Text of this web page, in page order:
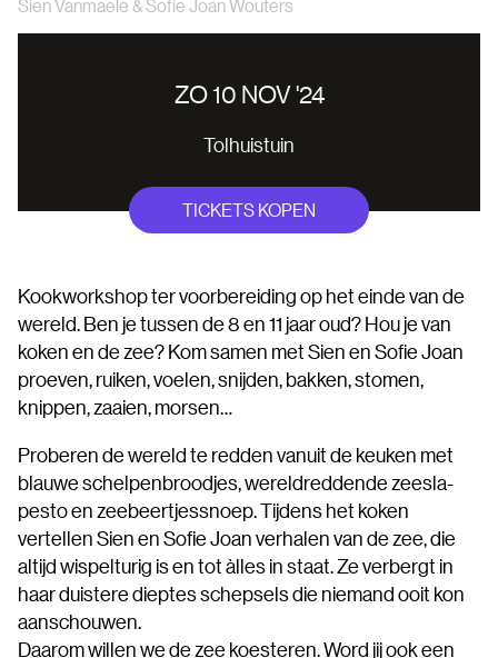
ZO 10 NOV '24
Tolhuistuin
TICKETS KOPEN
Kookworkshop ter voorbereiding op het einde van de
wereld. Ben je tussen de 8 en 11 jaar oud? Hou je van
koken en de zee? Kom samen met Sien en Sofie Joan
proeven, ruiken, voelen, snijden, bakken, stomen,
knippen, zaaien, morsen…
Proberen de wereld te redden vanuit de keuken met
blauwe schelpenbroodjes, wereldreddende zeesla-
pesto en zeebeertjessnoep. Tijdens het koken
vertellen Sien en Sofie Joan verhalen van de zee, die
altijd wispelturig is en tot àlles in staat. Ze verbergt in
haar duistere dieptes schepsels die niemand ooit kon
aanschouwen.
Daarom willen we de zee koesteren. Word jij ook een